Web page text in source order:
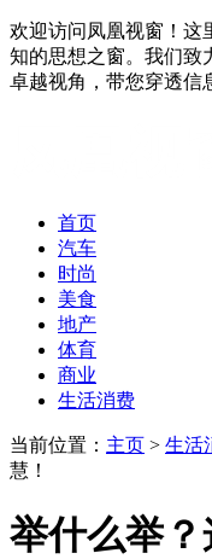
欢迎访问凤凰视窗！这
知的思想之窗。我们致
卓越视角，带您穿透信
首页
汽车
时尚
美食
地产
体育
商业
生活消费
当前位置： 主页 > 生活
慧！
举什么举